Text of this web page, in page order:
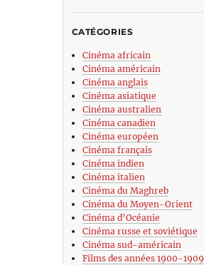
CATÉGORIES
Cinéma africain
Cinéma américain
Cinéma anglais
Cinéma asiatique
Cinéma australien
Cinéma canadien
Cinéma européen
Cinéma français
Cinéma indien
Cinéma italien
Cinéma du Maghreb
Cinéma du Moyen-Orient
Cinéma d’Océanie
Cinéma russe et soviétique
Cinéma sud-américain
Films des années 1900-1909